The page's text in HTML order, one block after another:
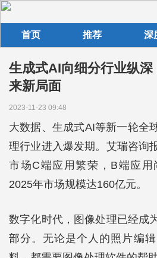
首页 推荐 深
生成式AI向细分行业纵
来新局面
2023-11-23 09:48
大数据、生成式AI等新一轮全
理行业进入爆发期。艾瑞咨询
市场C端应用繁荣，B端应
2025年市场规模达160亿元。
数字化时代，图像处理已经成
部分。无论是个人的照片编